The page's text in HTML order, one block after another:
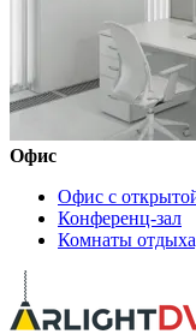
Офис
Офис с
Конференц-зал
Комнаты